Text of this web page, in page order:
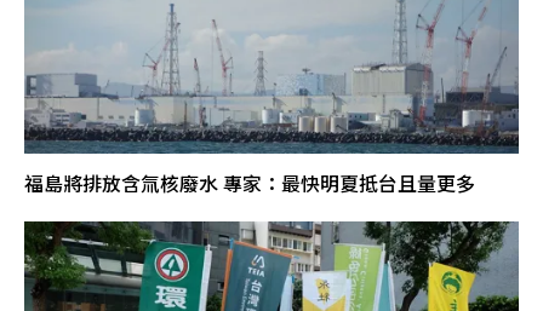
福島將排放含氚核廢水 專家：最快明夏抵台且量更多